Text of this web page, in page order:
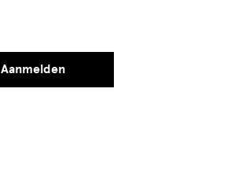
Aanmelden